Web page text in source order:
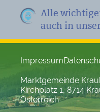
Alle
auch in
Impressum
Marktgemeinde
Kirchplatz 1, 8714
Österreich